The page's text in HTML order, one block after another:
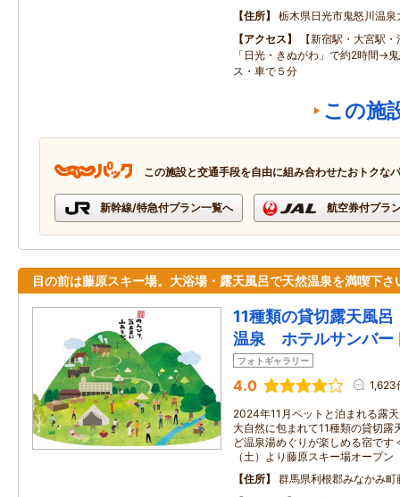
住所
栃木県日光市鬼怒川温
アクセス
【新宿駅・大宮駅
「日光・きぬがわ」で約2時間→
ス・車で５分
この施
この施設と交通手段を自由に組み合わせたおトクな
新幹線/特急付プラン一覧へ 航空券付プラ
目の前は藤原スキー場。大浴場・露天風呂で天然温泉を満喫下さ
11種類の貸切露天風
温泉 ホテルサンバー
フォトギャラリー
4.0 1,623
2024年11月ペットと泊まれる露
大自然に包まれて11種類の貸切露
ど温泉湯めぐりが楽しめる宿です
（土）より藤原スキー場オープン
住所
群馬県利根郡みなかみ